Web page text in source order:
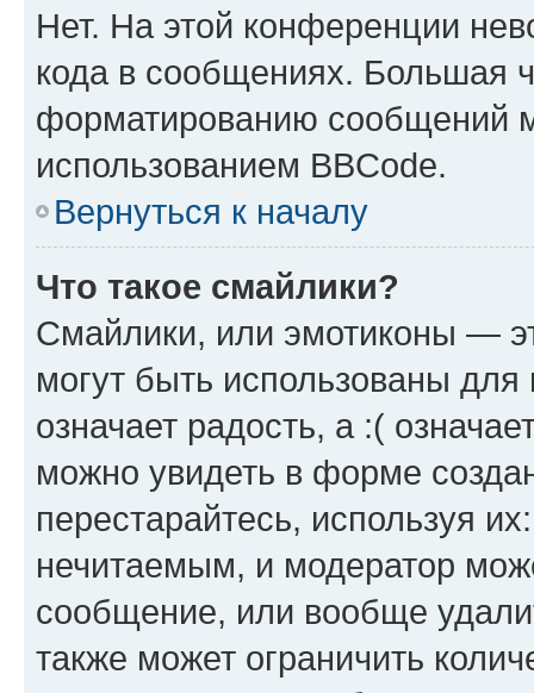
Нет. На этой конференции
кода в сообщениях. Большая
форматированию сообщений
использованием BBCode.
Вернуться к началу
Что такое смайлики?
Смайлики, или эмотиконы —
могут быть использованы
означает радость, а :(
можно увидеть в форме
перестарайтесь, используя
нечитаемым, и модератор
сообщение, или вообще
также может ограничить